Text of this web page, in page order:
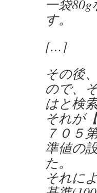
一袋
す。
[…]
その後
ので、
はと検
それが
７０５
準値の
た。
それに